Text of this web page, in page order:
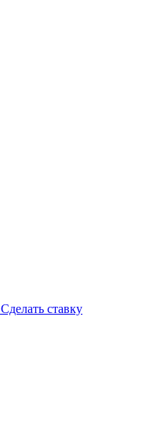
Сделать ставку